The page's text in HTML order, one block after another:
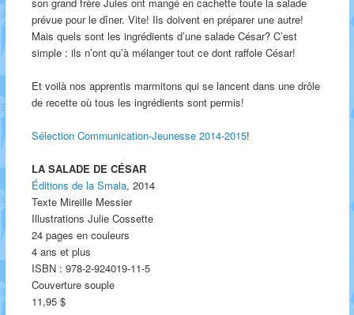
prévue pour le dîner. Vite! Ils doivent en préparer une autre!
Mais quels sont les ingrédients d’une salade César? C’est
simple : ils n’ont qu’à mélanger tout ce dont raffole César!
Et voilà nos apprentis marmitons qui se lancent dans une drôle
de recette où tous les ingrédients sont permis!
Sélection Communication-Jeunesse 2014-2015!
LA SALADE DE CÉSAR
Éditions de la Smala, 2014
Texte Mireille Messier
Illustrations Julie Cossette
24 pages en couleurs
4 ans et plus
ISBN : 978-2-924019-11-5
Couverture souple
11,95 $